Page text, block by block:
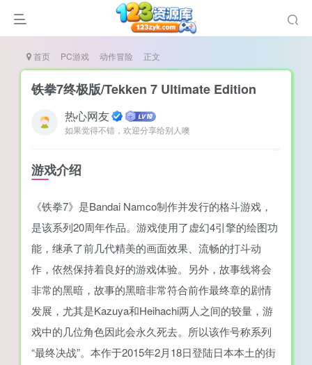
（摸鱼游戏）
首页 PC游戏 动作冒险 正文
铁拳7终极版/Tekken 7 Ultimate Edition
热心网友
如果觉得不错，欢迎分享给别人噢
游戏介绍
《铁拳7》是Bandai Namco制作并发行的格斗游戏，
是该系列20周年作品。游戏使用了虚幻4引擎的绘图功
能，继承了前几代精美的画面效果、流畅的打斗动
作，依然保持着良好的游戏体验。另外，故事线将会
非常的黑暗，故事的黑暗非常符合前作最终章的剧情
发展，尤其是Kazuya和Heihachi两人之间的较量，游
戏中的几位角色因此会永久死去。所以该作号称系列
“最终决战”。本作于2015年2月18日登陆日本本土的街